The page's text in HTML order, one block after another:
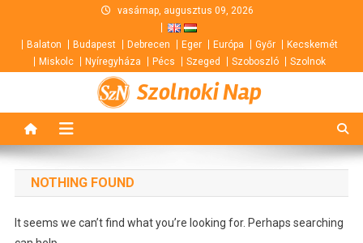
content
vasárnap, augusztus 09, 2026
Balaton Budapest Debrecen Eger Európa Győr
Kecskemét
Miskolc
Nyíregyháza Pécs Szeged Szoboszló Szolnok
Szolnoki Nap
NOTHING FOUND
It seems we can’t find what you’re looking for. Perhaps searching